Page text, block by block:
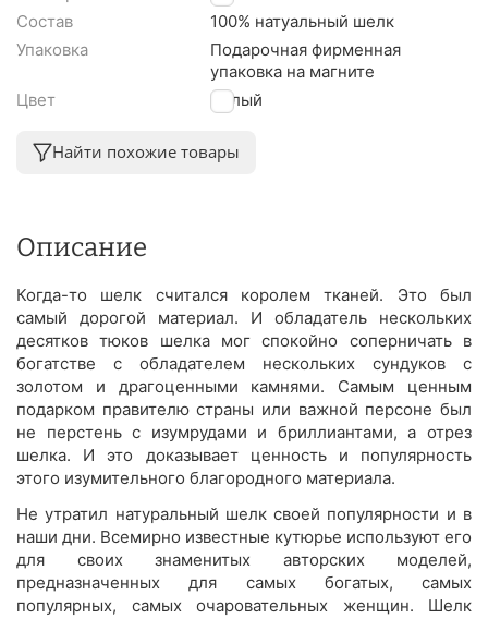
Состав
100% натуальный шелк
Упаковка
Подарочная фирменная
упаковка на магните
Цвет
Белый
Найти похожие товары
Описание
Когда-то шелк считался королем тканей. Это был
самый дорогой материал. И обладатель нескольких
десятков тюков шелка мог спокойно соперничать в
богатстве с обладателем нескольких сундуков с
золотом и драгоценными камнями. Самым ценным
подарком правителю страны или важной персоне был
не перстень с изумрудами и бриллиантами, а отрез
шелка. И это доказывает ценность и популярность
этого изумительного благородного материала.
Не утратил натуральный шелк своей популярности и в
наши дни. Всемирно известные кутюрье используют его
для своих знаменитых авторских моделей,
предназначенных для самых богатых, самых
популярных, самых очаровательных женщин. Шелк